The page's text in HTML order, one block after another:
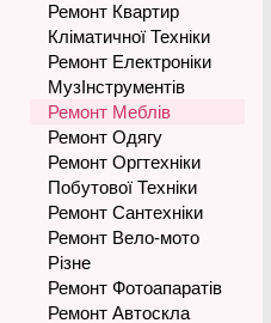
Ремонт Квартир
Кліматичної Техніки
Ремонт Електроніки
МузІнструментів
Ремонт Меблів
Ремонт Одягу
Ремонт Оргтехніки
Побутової Техніки
Ремонт Сантехніки
Ремонт Вело-мото
Різне
Ремонт Фотоапаратів
Ремонт Автоскла